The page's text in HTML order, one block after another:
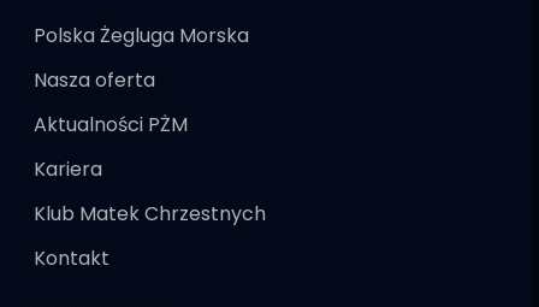
Polska Żegluga Morska
Nasza oferta
Aktualności PŻM
Kariera
Klub Matek Chrzestnych
Kontakt